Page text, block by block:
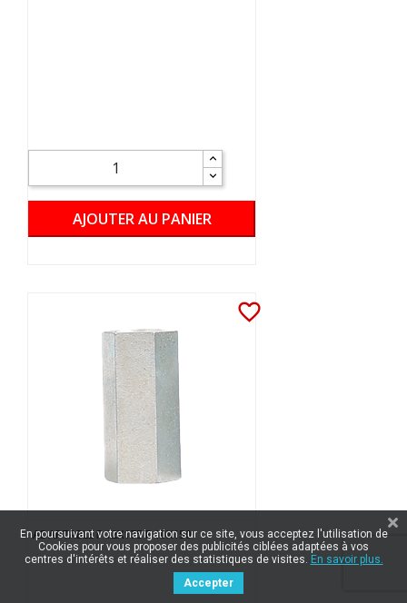
AJOUTER AU PANIER
favorite_border
ADAPTABLE F 12X175 F 10X150
En poursuivant votre navigation sur ce site, vous acceptez l'utilisation de
Cookies pour vous proposer des publicités ciblées adaptées à vos
centres d'intérêts et réaliser des statistiques de visites. En savoir plus.
Accepter